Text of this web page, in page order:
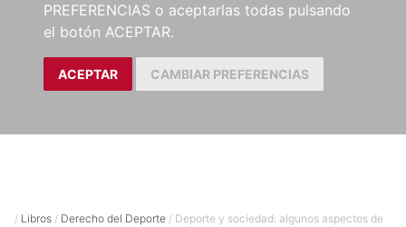
PREFERENCIAS o aceptarlas todas pulsando
el botón ACEPTAR.
ACEPTAR CAMBIAR PREFERENCIAS
/ Libros / Derecho del Deporte / Deporte y sociedad: algunos aspectos de